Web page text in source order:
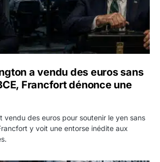
a vendu des euros sans
Francfort dénonce une
vendu des euros pour soutenir le yen sans
y voit une entorse inédite aux